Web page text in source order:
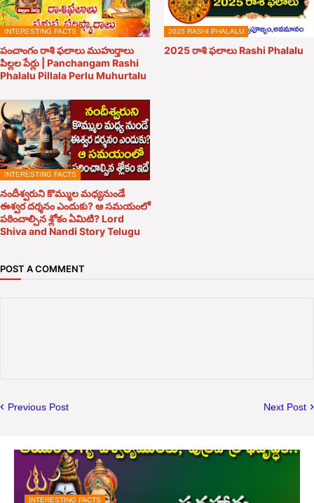
INTERESTING FACTS
పంచాంగం రాశి ఫలాలు ముహుర్తాలు
పిల్లల పేర్లు | Panchangam Rashi
Phalalu Pillala Perlu Muhurtalu
2025 RASHI PHALALU
2025 రాశి ఫలాలు Rashi Phalalu
INTERESTING FACTS
నందీశ్వరుని కొమ్ముల మధ్యనుండే
ఈశ్వర దర్శనం ఎందుకు? ఆ సమయంలో
పఠించాల్సిన శ్లోకం ఏమిటి? Lord
Shiva and Nandi Story Telugu
POST A COMMENT
Previous Post Next Post
INTERESTING FACTS